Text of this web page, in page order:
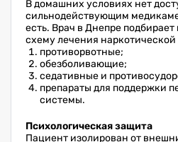
В домашних условиях нет
сильнодействующим
есть. Врач в Днепре
схему лечения
противорвотные;
обезболивающие;
седативные и
препараты для поддержки
системы.
Психологическая защита
Пациент изолирован от